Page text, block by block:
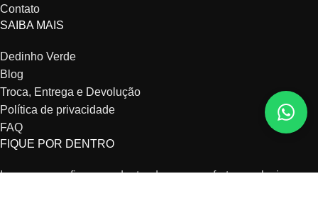
Contato
SAIBA MAIS
Dedinho Verde
Blog
Troca, Entrega e Devolução
Política de privacidade
FAQ
FIQUE POR DENTRO
Inscreva-se e fique por dentro de nossas ofertas exclusivas,